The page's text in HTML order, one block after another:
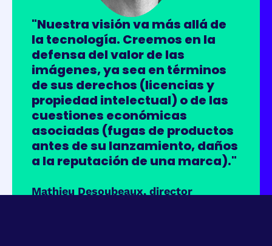
"Nuestra visión va más allá de
la tecnología. Creemos en la
defensa del valor de las
imágenes, ya sea en términos
de sus derechos (licencias y
propiedad intelectual) o de las
cuestiones económicas
asociadas (fugas de productos
antes de su lanzamiento, daños
a la reputación de una marca)."
Mathieu Desoubeaux, director